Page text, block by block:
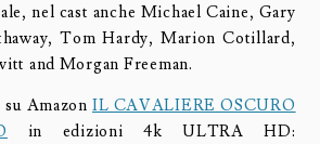
nel cast anche Michael Caine, Gary
Tom Hardy, Marion Cotillard,
and Morgan Freeman.
Amazon IL CAVALIERE OSCURO
in edizioni 4k ULTRA HD: